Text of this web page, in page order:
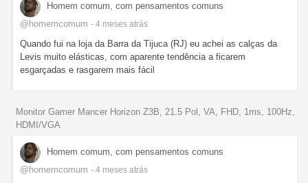
Homem comum, com pensamentos comuns
@homemcomum - 4 meses atrás
Quando fui na loja da Barra da Tijuca (RJ) eu achei as calças da
Levis muito elásticas, com aparente tendência a ficarem
esgarçadas e rasgarem mais fácil
Monitor Gamer Mancer Horizon Z3B, 21.5 Pol, VA, FHD, 1ms, 100Hz,
HDMI/VGA
Homem comum, com pensamentos comuns
@homemcomum - 4 meses atrás